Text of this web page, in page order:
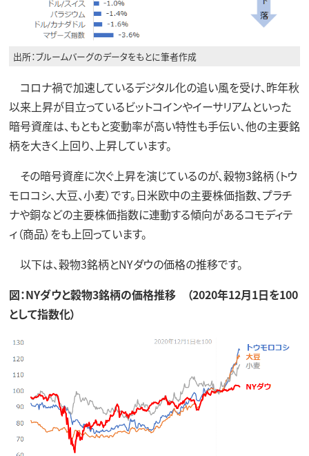
出所：ブルームバーグのデータをもとに筆者作成
コロナ禍で加速しているデジタル化の追い風を受け、昨年秋
以来上昇が目立っているビットコインやイーサリアムといった
暗号資産は、もともと変動率が高い特性も手伝い、他の主要銘
柄を大きく上回り、上昇しています。
その暗号資産に次ぐ上昇を演じているのが、穀物3銘柄（トウ
モロコシ、大豆、小麦）です。日米欧中の主要株価指数、プラチ
ナや銅などの主要株価指数に連動する傾向があるコモディテ
ィ（商品）をも上回っています。
以下は、穀物3銘柄とNYダウの価格の推移です。
図：NYダウと穀物3銘柄の価格推移 （2020年12月1日を100
として指数化）